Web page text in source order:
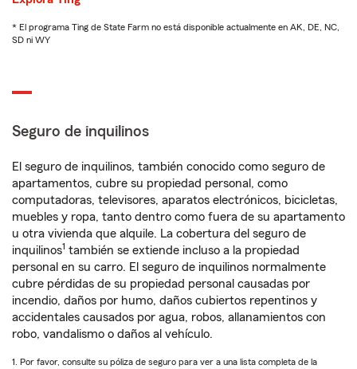
* El programa Ting de State Farm no está disponible actualmente en AK, DE, NC,
SD ni WY
Seguro de inquilinos
El seguro de inquilinos, también conocido como seguro de
apartamentos, cubre su propiedad personal, como
computadoras, televisores, aparatos electrónicos, bicicletas,
muebles y ropa, tanto dentro como fuera de su apartamento
u otra vivienda que alquile. La cobertura del seguro de
inquilinos1 también se extiende incluso a la propiedad
personal en su carro. El seguro de inquilinos normalmente
cubre pérdidas de su propiedad personal causadas por
incendio, daños por humo, daños cubiertos repentinos y
accidentales causados por agua, robos, allanamientos con
robo, vandalismo o daños al vehículo.
1. Por favor, consulte su póliza de seguro para ver a una lista completa de la